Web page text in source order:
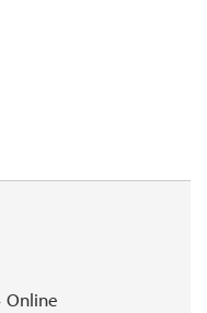
Online